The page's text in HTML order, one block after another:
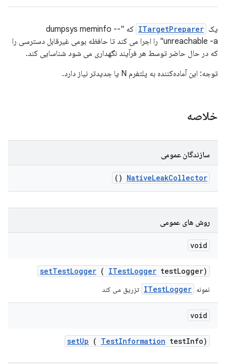
یک ITargetPreparer
که "dumpsys meminfo --
unreachable -a" را اجرا می کند تا حافظه بومی غیرقابل دسترسی را
که در حال حاضر توسط هر فرآیند نگهداری می شود شناسایی کند.
توجه: این آماده‌کننده به پلتفرم N یا جدیدتر نیاز دارد.
خلاصه
سازندگان عمومی
NativeLeakCollector
()
روش های عمومی
void
setTestLogger ( ITestLogger testLogger)
نمونه ITestLogger تزریق می کند
void
setUp ( TestInformation testInfo)